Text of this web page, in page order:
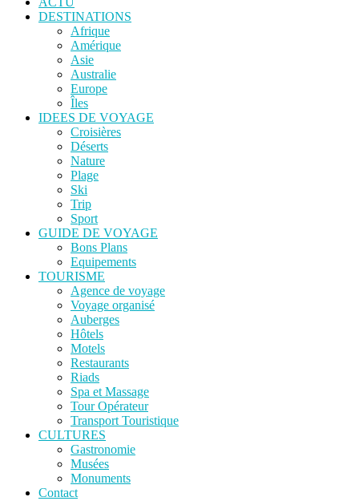
DESTINATIONS
Afrique
Amérique
Asie
Australie
Europe
Îles
IDEES DE VOYAGE
Croisières
Déserts
Nature
Plage
Ski
Trip
Sport
GUIDE DE VOYAGE
Bons Plans
Equipements
TOURISME
Agence de voyage
Voyage organisé
Auberges
Hôtels
Motels
Restaurants
Riads
Spa et Massage
Tour Opérateur
Transport Touristique
CULTURES
Gastronomie
Musées
Monuments
Contact